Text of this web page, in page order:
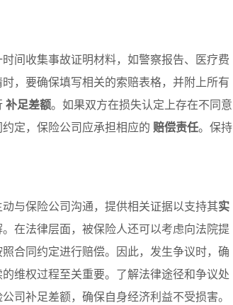
间收集事故证明材料，如警察报告、医疗费
，要确保填写相关的索赔表格，并附上所有
补足差额。如果双方在损失认定上存在不同意
定，保险公司应承担相应的 赔偿责任。保持
与保险公司沟通，提供相关证据以支持其实
在法律层面，被保险人还可以考虑向法院提
合同约定进行赔偿。因此，发生争议时，确
维权过程至关重要。了解法律途径和争议处
司补足差额，确保自身经济利益不受损害。